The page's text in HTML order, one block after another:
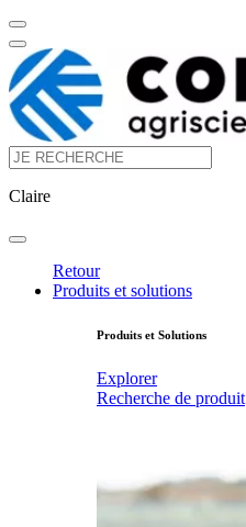
Claire
Retour
Produits et solutions
Produits et Solutions
Explorer
Recherche de produit